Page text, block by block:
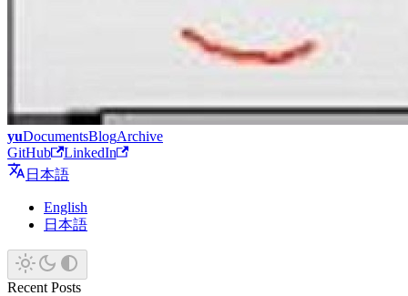
yuDocumentsBlogArchive
GitHub
LinkedIn
日本語
English
日本語
Recent Posts